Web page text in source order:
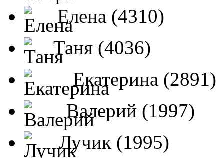
Елена (4310)
Таня (4036)
Екатерина (2891)
Валерий (1997)
Лучик (1995)